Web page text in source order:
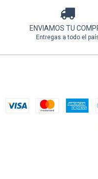
ENVIAMOS TU
Entregas a todo el